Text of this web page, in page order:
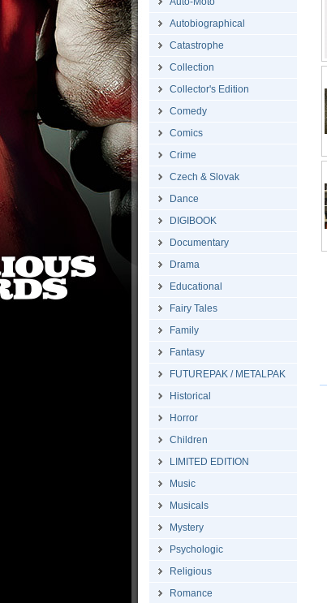
Autobiographical
Catastrophe
Collection
Collector's Edition
Comedy
Comics
Crime
Czech & Slovak
Dance
DIGIBOOK
Documentary
Drama
Educational
Fairy Tales
Family
Fantasy
FUTUREPAK / METALPAK
Historical
Horror
Children
LIMITED EDITION
Music
Musicals
Mystery
Psychologic
Religious
Romance